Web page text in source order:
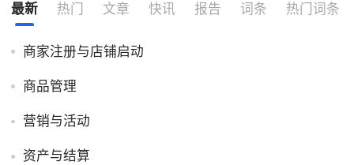
最新 热门 文章 快讯 报告 词条 热门词条
商家注册与店铺启动
商品管理
营销与活动
资产与结算